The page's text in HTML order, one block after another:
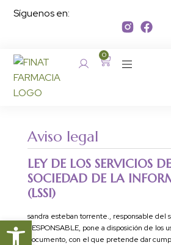
Síguenos en:
0
Aviso legal
LEY DE LOS SERVICIOS
SOCIEDAD DE LA
(LSSI)
sandra esteban torrente., responsable del
RESPONSABLE, pone a disposición de los
documento, con el que pretende dar
Abrir barra de herramientas